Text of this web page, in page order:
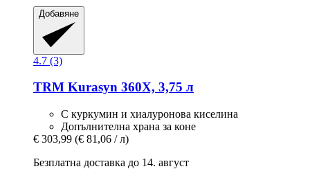
Добавяне
4.7 (3)
TRM Kurasyn 360X, 3,75 л
С куркумин и хиалуронова киселина
Допълнителна храна за коне
€ 303,99 (€ 81,06 / л)
Безплатна доставка до 14. август